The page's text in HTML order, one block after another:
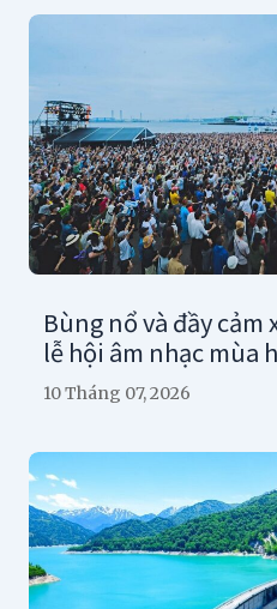
Bùng nổ và đầy cảm
lễ hội âm nhạc mùa
10 Tháng 07, 2026